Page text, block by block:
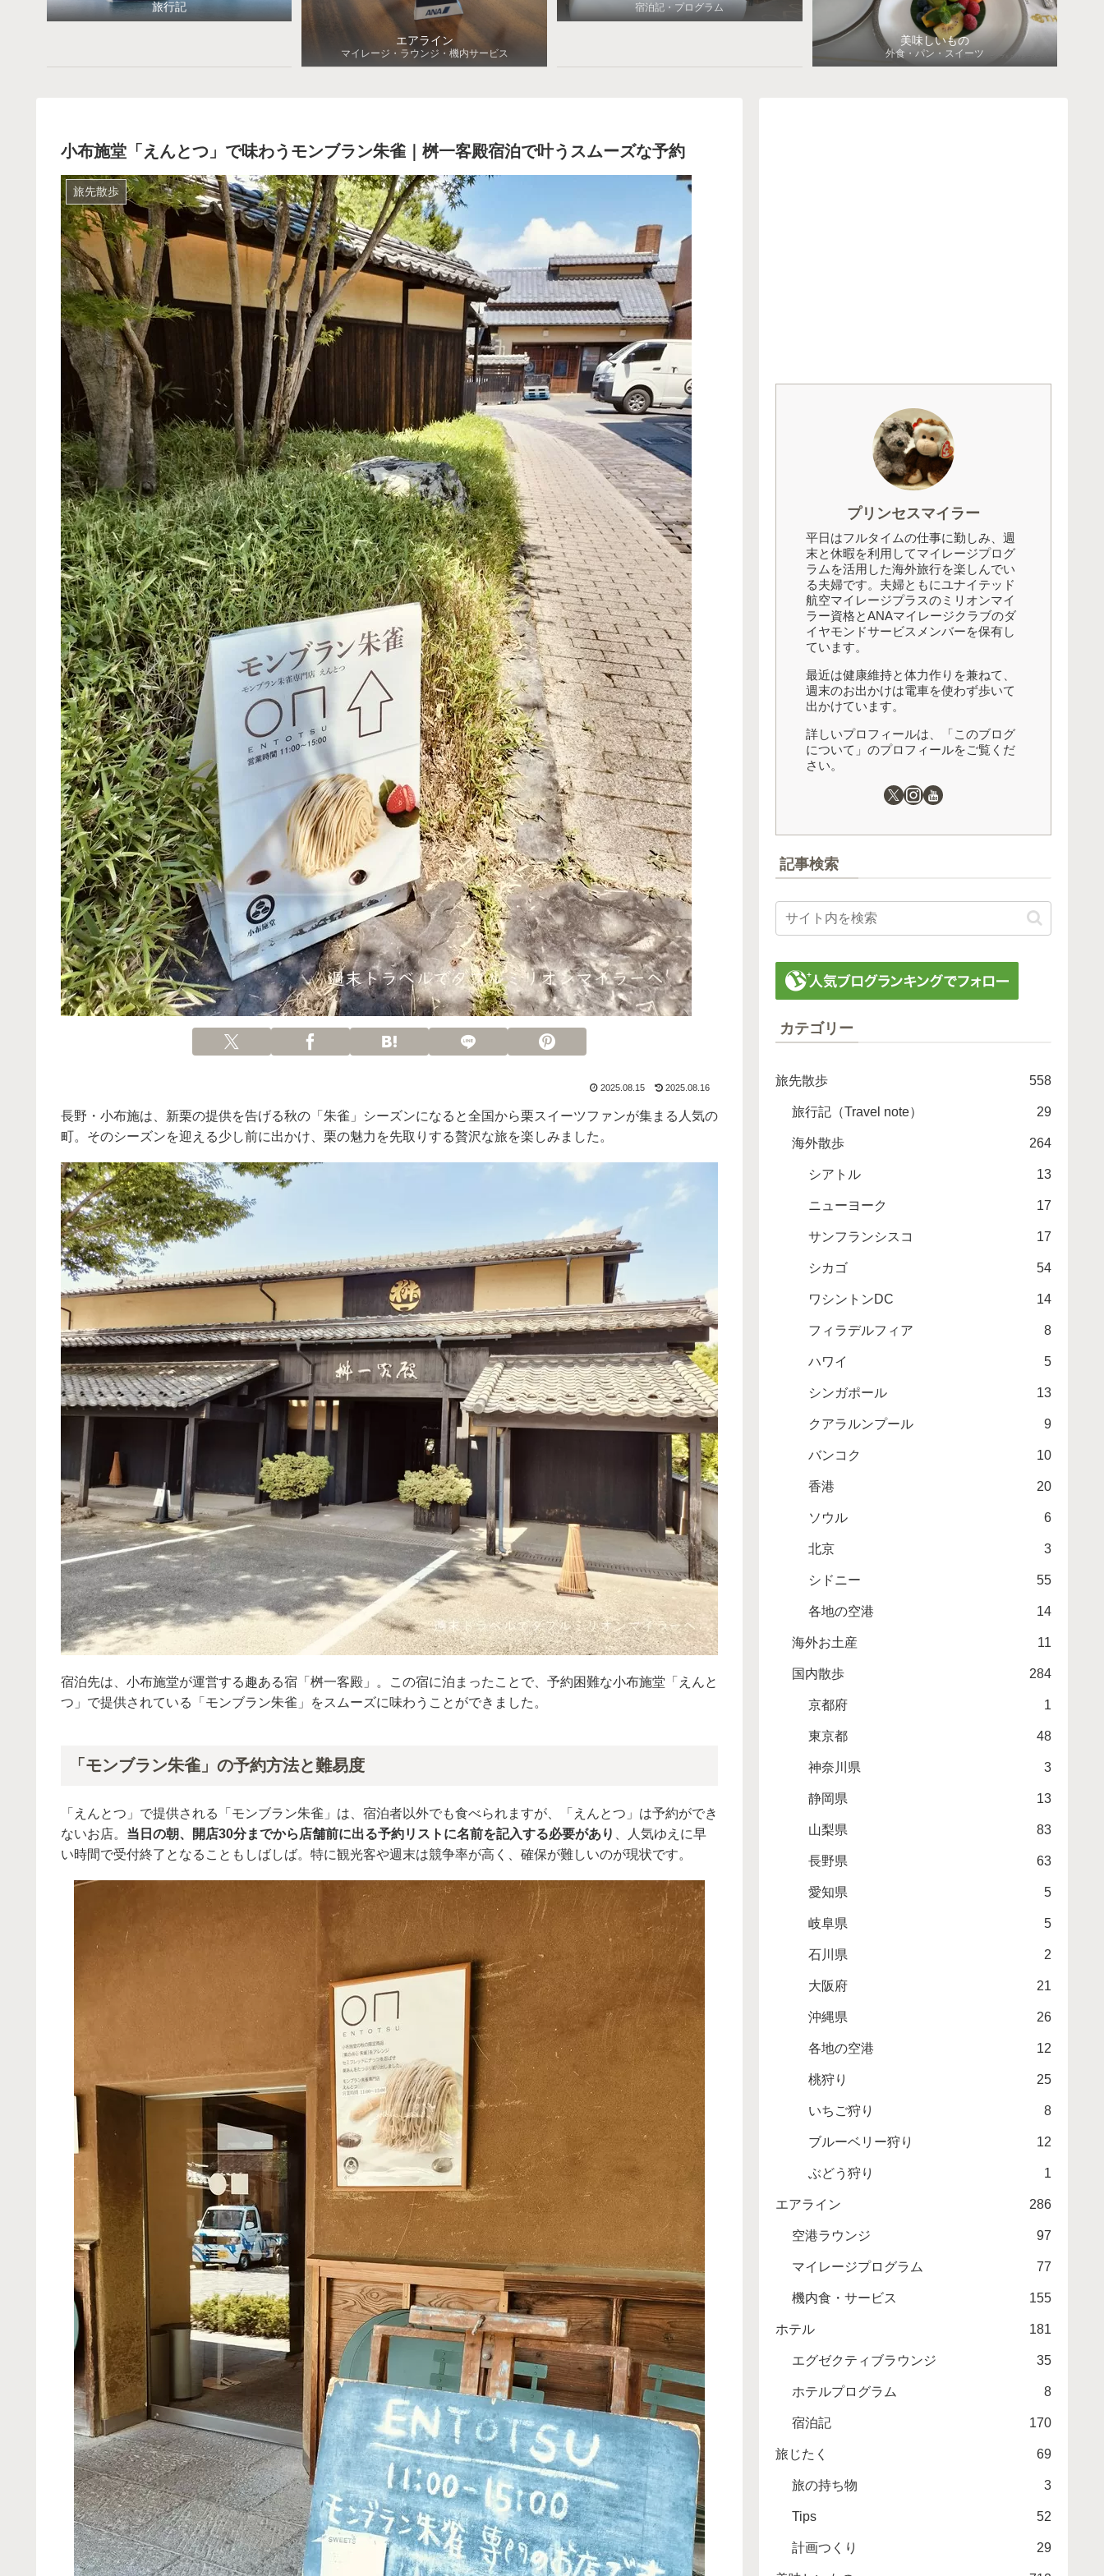
旅行記
エアライン
マイレージ・ラウンジ・機内サービス
宿泊記・プログラム
美味しいもの
外食・パン・スイーツ
小布施堂「えんとつ」で味わうモンブラン朱雀｜桝一客殿宿泊で叶うスムーズな予約
旅先散歩
2025.08.15 2025.08.16
長野・小布施は、新栗の提供を告げる秋の「朱雀」シーズンになると全国から栗スイーツファンが集まる人気の
町。そのシーズンを迎える少し前に出かけ、栗の魅力を先取りする贅沢な旅を楽しみました。
宿泊先は、小布施堂が運営する趣ある宿「桝一客殿」。この宿に泊まったことで、予約困難な小布施堂「えんと
つ」で提供されている「モンブラン朱雀」をスムーズに味わうことができました。
「モンブラン朱雀」の予約方法と難易度
「えんとつ」で提供される「モンブラン朱雀」は、宿泊者以外でも食べられますが、「えんとつ」は予約ができ
ないお店。 当日の朝、開店30分までから店舗前に出る予約リストに名前を記入する必要があり
、人気ゆえに早
い時間で受付終了となることもしばしば。特に観光客や週末は競争率が高く、確保が難しいのが現状です。
プリンセスマイラー
平日はフルタイムの仕事に勤しみ、週
末と休暇を利用してマイレージプログ
ラムを活用した海外旅行を楽しんでい
る夫婦です。夫婦ともにユナイテッド
航空マイレージプラスのミリオンマイ
ラー資格とANAマイレージクラブのダ
イヤモンドサービスメンバーを保有し
ています。
最近は健康維持と体力作りを兼ねて、
週末のお出かけは電車を使わず歩いて
出かけています。
詳しいプロフィールは、「このブログ
について」のプロフィールをご覧くだ
さい。
記事検索
カテゴリー
旅先散歩 558
旅行記（Travel note） 29
海外散歩 264
シアトル 13
ニューヨーク 17
サンフランシスコ 17
シカゴ 54
ワシントンDC 14
フィラデルフィア 8
ハワイ 5
シンガポール 13
クアラルンプール 9
バンコク 10
香港 20
ソウル 6
北京 3
シドニー 55
各地の空港 14
海外お土産 11
国内散歩 284
京都府 1
東京都 48
神奈川県 3
静岡県 13
山梨県 83
長野県 63
愛知県 5
岐阜県 5
石川県 2
大阪府 21
沖縄県 26
各地の空港 12
桃狩り 25
いちご狩り 8
ブルーベリー狩り 12
ぶどう狩り 1
エアライン 286
空港ラウンジ 97
マイレージプログラム 77
機内食・サービス 155
ホテル 181
エグゼクティブラウンジ 35
ホテルプログラム 8
宿泊記 170
旅じたく 69
旅の持ち物 3
Tips 52
計画つくり 29